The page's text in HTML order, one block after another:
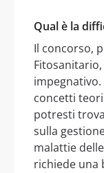
Qual è la
Il concorso,
concetti
potresti
sulla
malattie
richiede una